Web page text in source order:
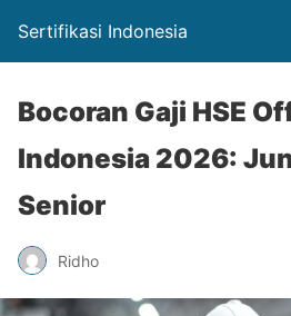
Sertifikasi Indonesia
Bocoran Gaji HSE
Indonesia 2026:
Senior
Ridho